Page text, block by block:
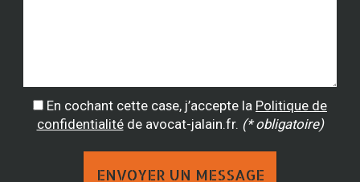
En cochant cette case, j’accepte la Politique de
confidentialitéde avocat-jalain.fr. (* obligatoire)